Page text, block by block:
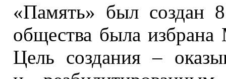
«Память» был создан
общества была
Цель создания –